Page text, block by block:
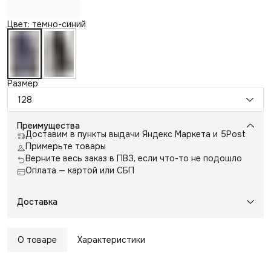
Цвет: темно-синий
Размер
128
Преимущества
Доставим в пункты выдачи Яндекс Маркета и 5Post
Примерьте товары
Верните весь заказ в ПВЗ, если что-то не подошло
Оплата — картой или СБП
Доставка
О товаре Характеристики